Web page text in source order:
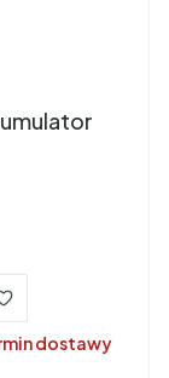
dostawy